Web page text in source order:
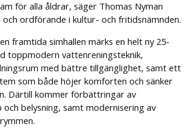
för alla åldrar, säger Thomas Nyman
och ordförande i kultur- och fritidsnämnden.
framtida simhallen märks en helt ny 25-
toppmodern vattenreningsteknik,
med bättre tillgänglighet, samt ett
som både höjer komforten och sänker
Därtill kommer förbättringar av
belysning, samt modernisering av